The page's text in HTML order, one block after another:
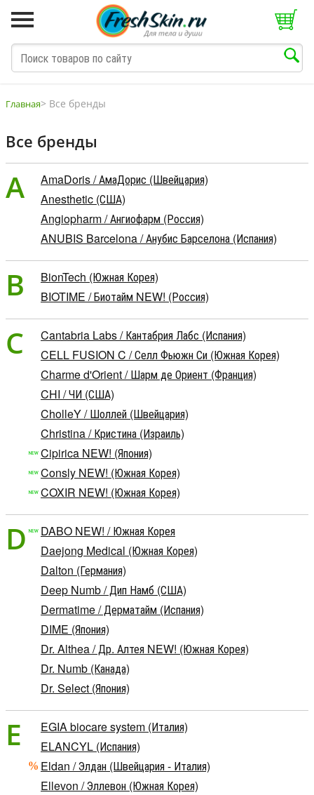
Главная> Все бренды
Все бренды
A
AmaDoris / АмаДорис (Швейцария)
Anesthetic (США)
Angiopharm / Ангиофарм (Россия)
ANUBIS Barcelona / Анубис Барселона (Испания)
B
BionTech (Южная Корея)
BIOTIME / Биотайм NEW! (Россия)
C
Cantabria Labs / Кантабрия Лабс (Испания)
CELL FUSION C / Селл Фьюжн Си (Южная Корея)
Charme d'Orient / Шарм де Ориент (Франция)
CHI / ЧИ (США)
CholleY / Шоллей (Швейцария)
Christina / Кристина (Израиль)
Cipirica NEW! (Япония)
Consly NEW! (Южная Корея)
COXIR NEW! (Южная Корея)
D
DABO NEW! / Южная Корея
Daejong Medical (Южная Корея)
Dalton (Германия)
Deep Numb / Дип Намб (США)
Dermatime / Дерматайм (Испания)
DIME (Япония)
Dr. Althea / Др. Алтея NEW! (Южная Корея)
Dr. Numb (Канада)
Dr. Select (Япония)
E
EGIA biocare system (Италия)
ELANCYL (Испания)
Eldan / Элдан (Швейцария - Италия)
Ellevon / Эллевон (Южная Корея)
M N O P Q S T V W